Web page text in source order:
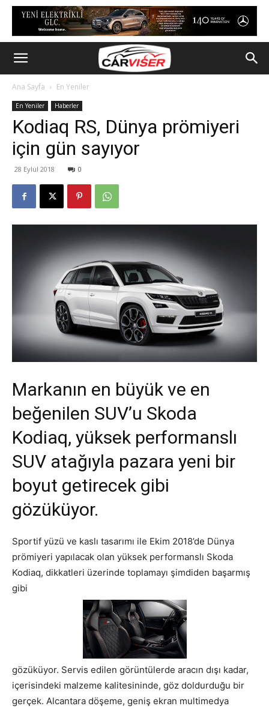
Ana Sayfa En Yeniler
En Yeniler Haberler
Kodiaq RS, Dünya prömiyeri
için gün sayıyor
28 Eylül 2018 0
Markanın en büyük ve en
beğenilen SUV’u Skoda
Kodiaq, yüksek performanslı
SUV atağıyla pazara yeni bir
boyut getirecek gibi
gözüküyor.
Sportif yüzü ve kaslı tasarımı ile Ekim 2018’de Dünya
prömiyeri yapılacak olan yüksek performanslı Skoda
Kodiaq, dikkatleri üzerinde toplamayı şimdiden başarmış
gibi
gözüküyor. Servis edilen görüntülerde aracın dışı kadar,
içerisindeki malzeme kalitesininde, göz doldurduğu bir
gerçek. Alcantara döşeme, geniş ekran multimedya